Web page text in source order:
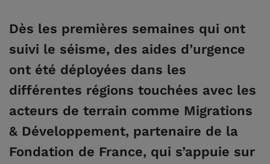
Dès les premières semaines qui ont
suivi le séisme, des aides d’urgence
ont été déployées dans les
différentes régions touchées avec les
acteurs de terrain comme Migrations
& Développement, partenaire de la
Fondation de France, qui s’appuie sur